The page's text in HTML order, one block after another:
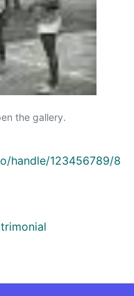
the gallery.
handle/123456789/8